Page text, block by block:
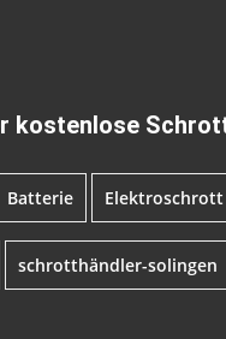
kostenlose
Batterie Elektroschrott
schrotthändler-solingen